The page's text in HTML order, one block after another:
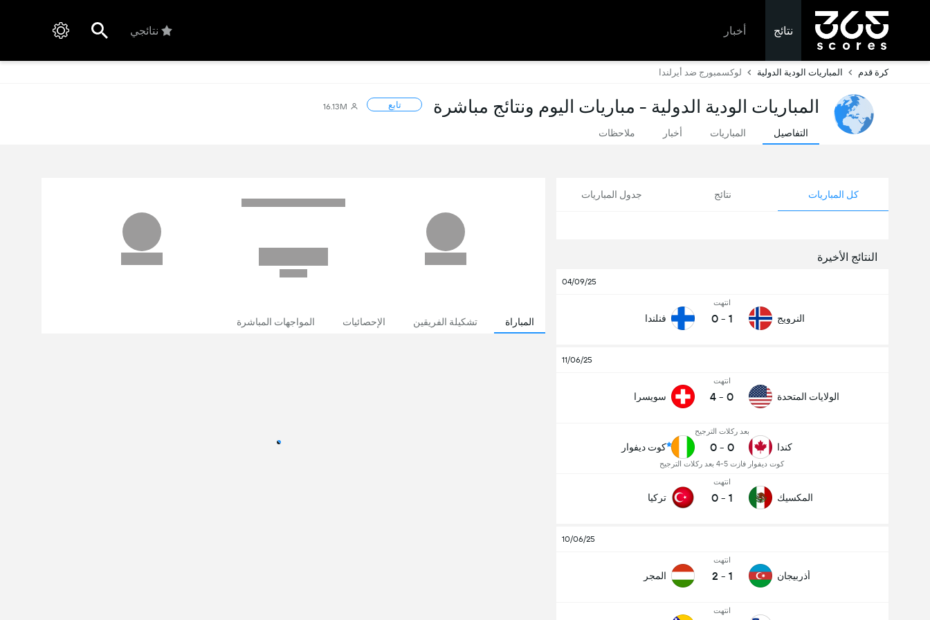
نتائج أخبار نتائجي
كرة قدم المباريات الودية الدولية لوكسمبورج ضد أيرلندا
المباريات الودية الدولية - مباريات اليوم ونتائج مباشرة تابع 16.13M
التفاصيل المباريات أخبار ملاحظات
كل المباريات نتائج جدول المباريات
النتائج الأخيرة
04/09/25
النرويج
انتهت
1
-
0 فنلندا
11/06/25
الولايات المتحدة
انتهت
0
-
4 سويسرا
كندا
بعد ركلات الترجيح
0
-
0
كوت ديفوار فازت 5-4 بعد ركلات الترجيح
كوت ديفوار
المكسيك
انتهت
1
-
0 تركيا
10/06/25
أذربيجان
انتهت
1
-
2 المجر
انتهت
المباراة تشكيلة الفريقين الإحصائيات المواجهات المباشرة